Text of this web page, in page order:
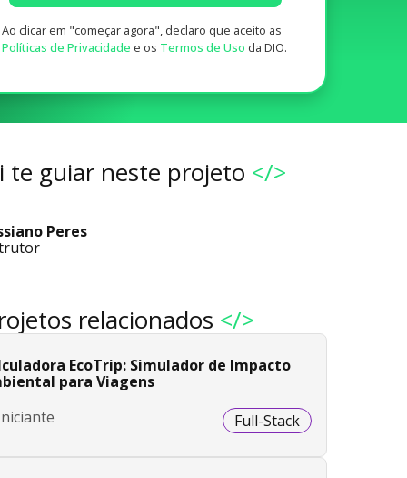
Ao clicar em "começar agora", declaro que aceito as
Políticas de Privacidade e os Termos de Uso da DIO.
te guiar neste projeto </>
Peres
relacionados </>
EcoTrip: Simulador de Impacto
para Viagens
Full-Stack